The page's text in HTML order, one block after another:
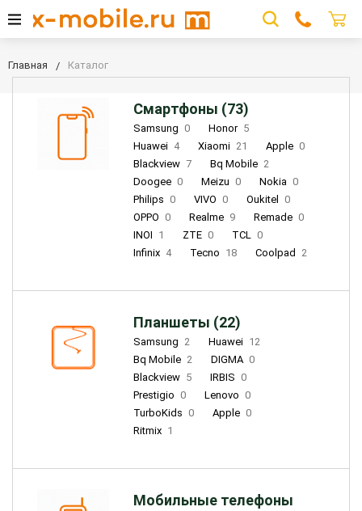
Главная Каталог
Смартфоны (73)
Samsung 0 Honor 5
Huawei 4 Xiaomi 21 Apple 0
Blackview 7 Bq Mobile 2
Doogee 0 Meizu 0 Nokia 0
Philips 0 VIVO 0 Oukitel
0
OPPO 0 Realme 9 Remade 0
INOI 1 ZTE 0 TCL 0
Infinix 4 Tecno 18 Coolpad 2
Планшеты (22)
Samsung 2 Huawei 12
Bq Mobile 2 DIGMA 0
Blackview 5 IRBIS 0
Prestigio 0 Lenovo 0
TurboKids 0 Apple 0
Ritmix 1
Мобильные телефоны